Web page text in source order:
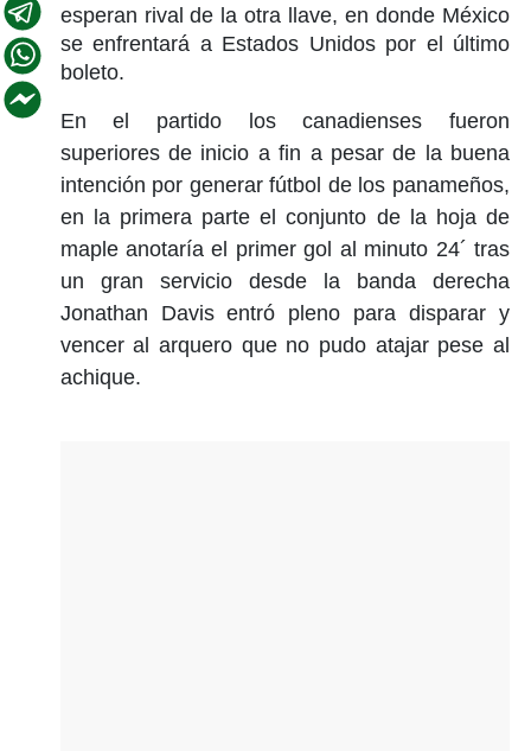
esperan rival de la otra llave, en donde México
se enfrentará a Estados Unidos por el último
boleto.
En el partido los canadienses fueron
superiores de inicio a fin a pesar de la buena
intención por generar fútbol de los panameños,
en la primera parte el conjunto de la hoja de
maple anotaría el primer gol al minuto 24´ tras
un gran servicio desde la banda derecha
Jonathan Davis entró pleno para disparar y
vencer al arquero que no pudo atajar pese al
achique.